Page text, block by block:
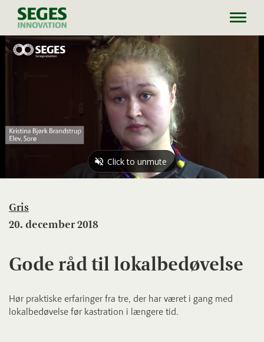
Gris
20. december 2018
Gode råd til lokalbedøvelse
Hør praktiske erfaringer fra tre, der har været i gang med
lokalbedøvelse før kastration i længere tid.